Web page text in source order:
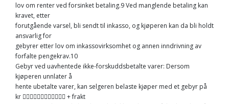
lov om renter ved forsinket betaling.9 Ved manglende betaling kan
kravet, etter
forutgående varsel, bli sendt til inkasso, og kjøperen kan da bli holdt
ansvarlig for
gebyrer etter lov om inkassovirksomhet og annen inndrivning av
forfalte pengekrav.10
Gebyr ved uavhentede ikke-forskuddsbetalte varer: Dersom
kjøperen unnlater å
hente ubetalte varer, kan selgeren belaste kjøper med et gebyr på
kr 􀀃􀀃􀀃􀀃􀀃􀀃􀀃􀀃􀀃􀀃􀀃􀀃 + frakt